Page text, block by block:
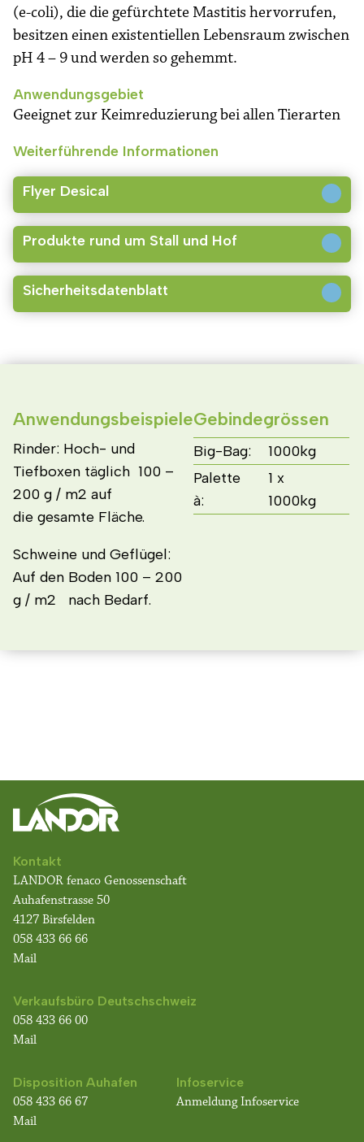
(e-coli), die die gefürchtete Mastitis hervorrufen,
besitzen einen existentiellen Lebensraum zwischen
pH 4 – 9 und werden so gehemmt.
Anwendungsgebiet
Geeignet zur Keimreduzierung bei allen Tierarten
Weiterführende Informationen
Flyer Desical
Produkte rund um Stall und Hof
Sicherheitsdatenblatt
Anwendungsbeispiele
Rinder: Hoch- und
Tiefboxen täglich 100 –
200 g / m2 auf
die gesamte Fläche.
Schweine und Geflügel:
Auf den Boden 100 – 200
g / m2 nach Bedarf.
Gebindegrössen
Big-Bag:
1000kg
Palette
à:
1 x
1000kg
Kontakt
LANDOR fenaco Genossenschaft
Auhafenstrasse 50
4127 Birsfelden
058 433 66 66
Mail
Verkaufsbüro Deutschschweiz
058 433 66 00
Mail
Disposition Auhafen
058 433 66 67
Mail
Infoservice
Anmeldung Infoservice